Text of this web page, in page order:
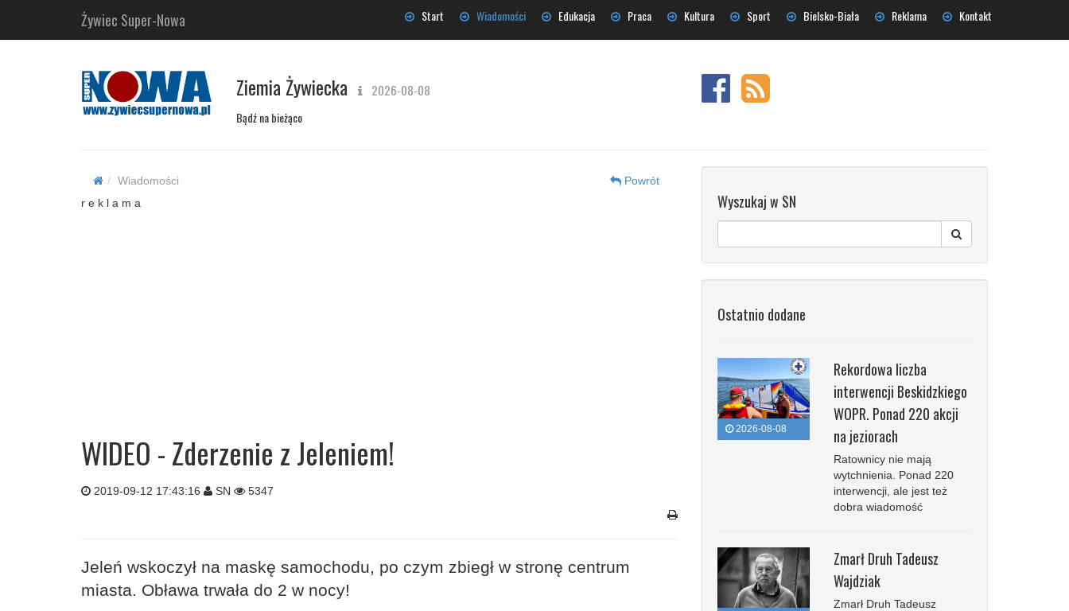
Żywiec Super-Nowa Start Wiadomości Edukacja Praca Kultura Sport Bielsko-Biała Reklama Kontakt
Ziemia Żywiecka 2026-08-08
Bądź na bieżąco
Wiadomości
Powrót
r e k l a m a
WIDEO - Zderzenie z Jeleniem!
2019-09-12 17:43:16 SN 5347
Jeleń wskoczył na maskę samochodu, po czym zbiegł w stronę centrum
miasta. Obława trwała do 2 w nocy!
Wyszukaj w SN
Ostatnio dodane
2026-08-08
Rekordowa liczba
interwencji Beskidzkiego
WOPR. Ponad 220 akcji
na jeziorach
Ratownicy nie mają
wytchnienia. Ponad 220
interwencji, ale jest też
dobra wiadomość
Zmarł Druh Tadeusz
Wajdziak
Zmarł Druh Tadeusz